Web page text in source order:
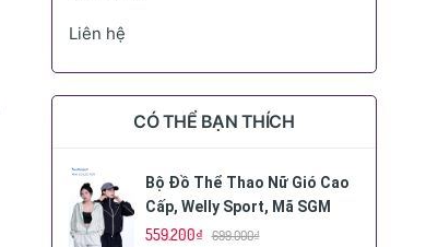
Liên hệ
CÓ THỂ BẠN THÍCH
Bộ Đồ Thể Thao Nữ Gió Cao
Cấp, Welly Sport, Mã SGM
559.200₫ 699.000₫